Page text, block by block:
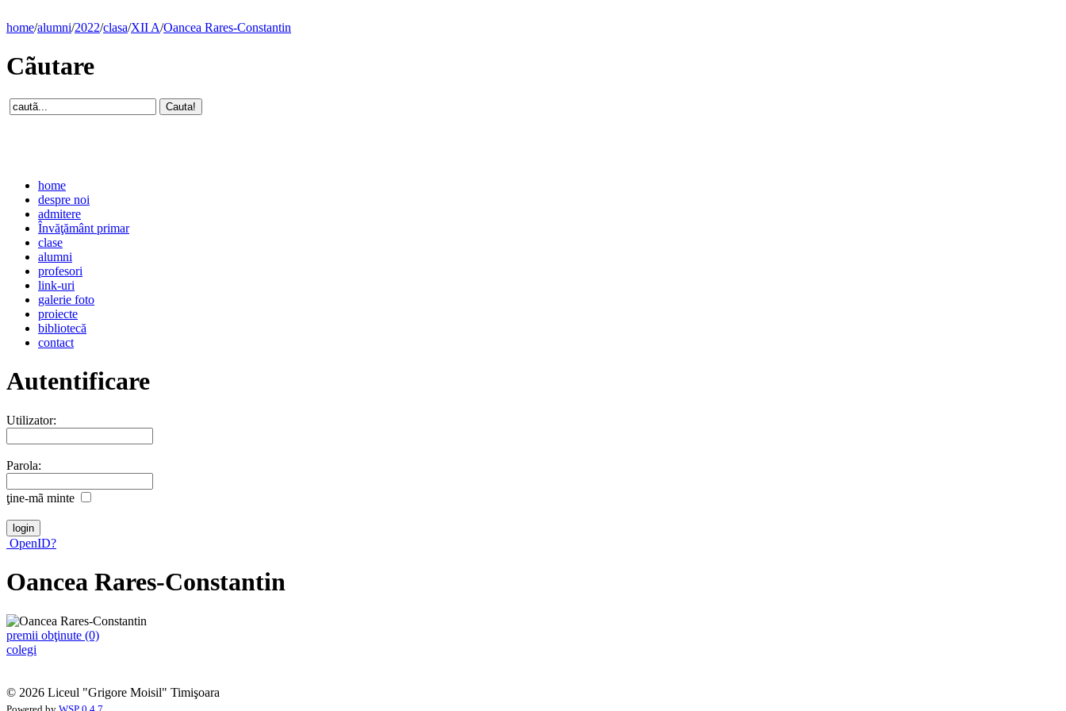
home/alumni/2022/clasa/XII A/Oancea Rares-Constantin
Cãutare
home
despre noi
admitere
Învăţământ primar
clase
alumni
profesori
link-uri
galerie foto
proiecte
bibliotecă
contact
Autentificare
Utilizator:
Parola:
ţine-mã minte
OpenID?
Oancea Rares-Constantin
premii obţinute (0)
colegi
© 2026 Liceul "Grigore Moisil" Timişoara